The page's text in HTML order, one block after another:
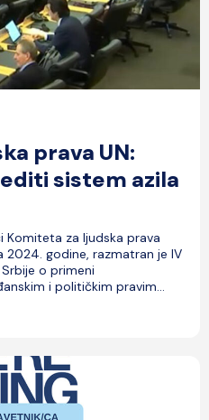
prava UN:
sistem azila
Komiteta za ljudska prava
2024. godine, razmatran je IV
o primeni
i političkim pravim...